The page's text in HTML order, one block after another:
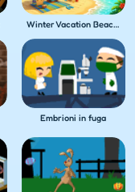
Winter Vacation Beach Games
Embrioni in fuga